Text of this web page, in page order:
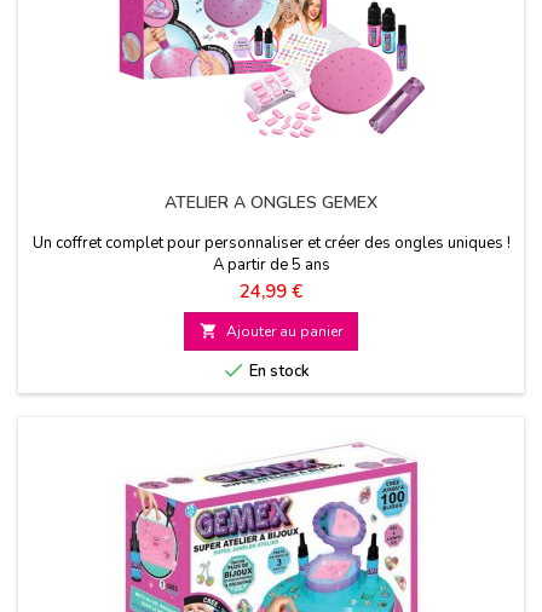
ATELIER A ONGLES GEMEX
Un coffret complet pour personnaliser et créer des ongles uniques !
A partir de 5 ans
Prix
24,99 €
 Ajouter au panier
 En stock